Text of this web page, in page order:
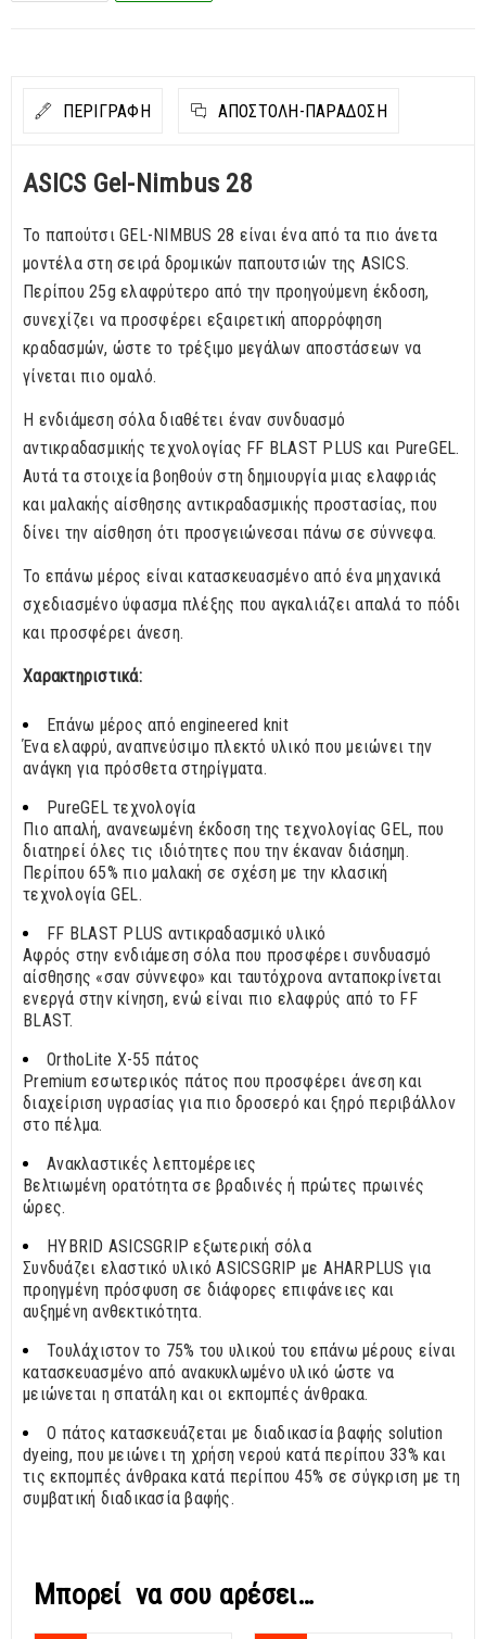
ΠΕΡΙΓΡΑΦΗ ΑΠΟΣΤΟΛΉ-ΠΑΡΆΔΟΣΗ
ASICS Gel-Nimbus 28
Το παπούτσι GEL-NIMBUS 28 είναι ένα από τα πιο άνετα
μοντέλα στη σειρά δρομικών παπουτσιών της ASICS.
Περίπου 25g ελαφρύτερο από την προηγούμενη έκδοση,
συνεχίζει να προσφέρει εξαιρετική απορρόφηση
κραδασμών, ώστε το τρέξιμο μεγάλων αποστάσεων να
γίνεται πιο ομαλό.
Η ενδιάμεση σόλα διαθέτει έναν συνδυασμό
αντικραδασμικής τεχνολογίας FF BLAST PLUS και PureGEL.
Αυτά τα στοιχεία βοηθούν στη δημιουργία μιας ελαφριάς
και μαλακής αίσθησης αντικραδασμικής προστασίας, που
δίνει την αίσθηση ότι προσγειώνεσαι πάνω σε σύννεφα.
Το επάνω μέρος είναι κατασκευασμένο από ένα μηχανικά
σχεδιασμένο ύφασμα πλέξης που αγκαλιάζει απαλά το πόδι
και προσφέρει άνεση.
Χαρακτηριστικά:
Επάνω μέρος από engineered knit
Ένα ελαφρύ, αναπνεύσιμο πλεκτό υλικό που μειώνει την
ανάγκη για πρόσθετα στηρίγματα.
PureGEL τεχνολογία
Πιο απαλή, ανανεωμένη έκδοση της τεχνολογίας GEL, που
διατηρεί όλες τις ιδιότητες που την έκαναν διάσημη.
Περίπου 65% πιο μαλακή σε σχέση με την κλασική
τεχνολογία GEL.
FF BLAST PLUS αντικραδασμικό υλικό
Αφρός στην ενδιάμεση σόλα που προσφέρει συνδυασμό
αίσθησης «σαν σύννεφο» και ταυτόχρονα ανταποκρίνεται
ενεργά στην κίνηση, ενώ είναι πιο ελαφρύς από το FF
BLAST.
OrthoLite X-55 πάτος
Premium εσωτερικός πάτος που προσφέρει άνεση και
διαχείριση υγρασίας για πιο δροσερό και ξηρό περιβάλλον
στο πέλμα.
Ανακλαστικές λεπτομέρειες
Βελτιωμένη ορατότητα σε βραδινές ή πρώτες πρωινές
ώρες.
HYBRID ASICSGRIP εξωτερική σόλα
Συνδυάζει ελαστικό υλικό ASICSGRIP με AHARPLUS για
προηγμένη πρόσφυση σε διάφορες επιφάνειες και
αυξημένη ανθεκτικότητα.
Τουλάχιστον το 75% του υλικού του επάνω μέρους είναι
κατασκευασμένο από ανακυκλωμένο υλικό ώστε να
μειώνεται η σπατάλη και οι εκπομπές άνθρακα.
Ο πάτος κατασκευάζεται με διαδικασία βαφής solution
dyeing, που μειώνει τη χρήση νερού κατά περίπου 33% και
τις εκπομπές άνθρακα κατά περίπου 45% σε σύγκριση με τη
συμβατική διαδικασία βαφής.
Μπορεί να σου αρέσει…